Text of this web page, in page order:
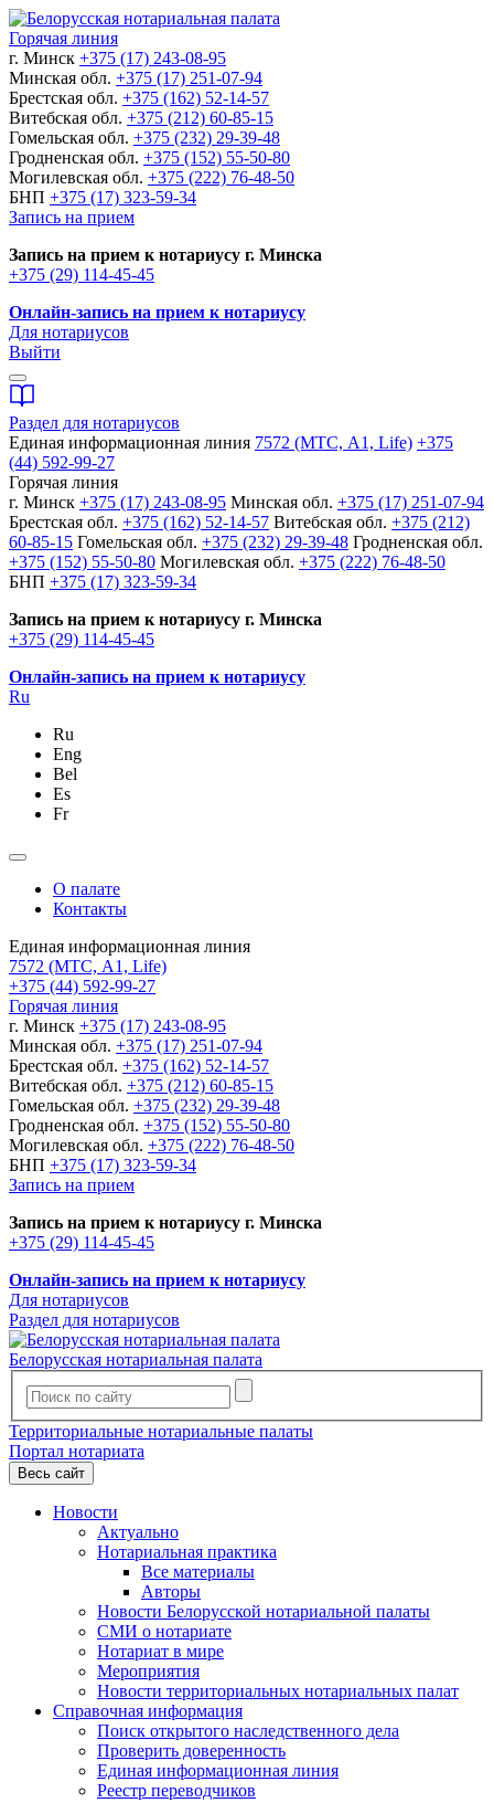
Горячая линия
г. Минск +375 (17) 243-08-95
Минская обл. +375 (17) 251-07-94
Брестская обл. +375 (162) 52-14-57
Витебская обл. +375 (212) 60-85-15
Гомельская обл. +375 (232) 29-39-48
Гродненская обл. +375 (152) 55-50-80
Могилевская обл. +375 (222) 76-48-50
БНП +375 (17) 323-59-34
Запись на прием
Запись на прием к нотариусу г. Минска
+375 (29) 114-45-45
Онлайн-запись на прием к нотариусу
Для нотариусов
Выйти
Раздел для нотариусов
Единая информационная линия 7572 (МТС, A1, Life) +375
(44) 592-99-27
Горячая линия
г. Минск +375 (17) 243-08-95 Минская обл. +375 (17) 251-07-94
Брестская обл. +375 (162) 52-14-57 Витебская обл. +375 (212)
60-85-15 Гомельская обл. +375 (232) 29-39-48 Гродненская обл.
+375 (152) 55-50-80 Могилевская обл. +375 (222) 76-48-50
БНП +375 (17) 323-59-34
Запись на прием к нотариусу г. Минска
+375 (29) 114-45-45
Онлайн-запись на прием к нотариусу
Ru
Ru
Eng
Bel
Es
Fr
О палате
Контакты
Единая информационная линия
7572 (МТС, A1, Life)
+375 (44) 592-99-27
Горячая линия
г. Минск +375 (17) 243-08-95
Минская обл. +375 (17) 251-07-94
Брестская обл. +375 (162) 52-14-57
Витебская обл. +375 (212) 60-85-15
Гомельская обл. +375 (232) 29-39-48
Гродненская обл. +375 (152) 55-50-80
Могилевская обл. +375 (222) 76-48-50
БНП +375 (17) 323-59-34
Запись на прием
Запись на прием к нотариусу г. Минска
+375 (29) 114-45-45
Онлайн-запись на прием к нотариусу
Для нотариусов
Раздел для нотариусов
Белорусская нотариальная палата
Территориальные нотариальные палаты
Портал нотариата
Весь сайт
Новости
Актуально
Нотариальная практика
Все материалы
Авторы
Новости Белорусской нотариальной палаты
СМИ о нотариате
Нотариат в мире
Мероприятия
Новости территориальных нотариальных палат
Справочная информация
Поиск открытого наследственного дела
Проверить доверенность
Единая информационная линия
Реестр переводчиков